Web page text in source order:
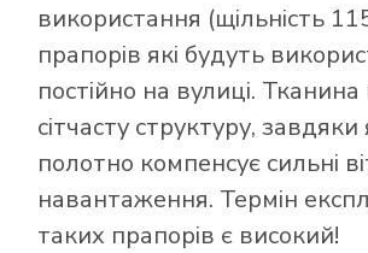
використання (щільність
прапорів які будуть
постійно на вулиці.
сітчасту структуру, завдяки
полотно компенсує сильні
навантаження. Термін
таких прапорів є високий!